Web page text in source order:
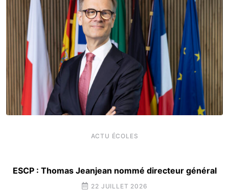
ACTU ÉCOLES
ESCP : Thomas Jeanjean nommé directeur général
22 JUILLET 2026